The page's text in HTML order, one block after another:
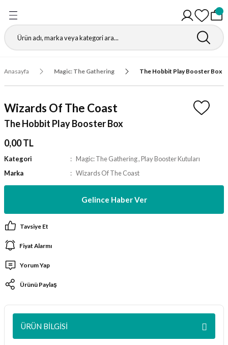
Desteleri
Kutuları
Paketleri
Anasayfa Magic: The Gathering The Hobbit Play Booster Box
Wizards Of The Coast
The Hobbit Play Booster Box
0,00 TL
Kategori Magic: The Gathering,Play Booster Kutuları
Marka
Wizards Of The Coast
Gelince Haber Ver
Tavsiye Et
Fiyat Alarmı
Yorum Yap
Ürünü Paylaş
ÜRÜN BILGISI